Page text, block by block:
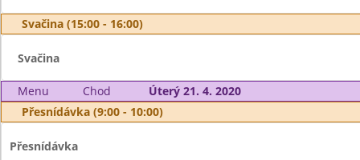
Svačina (15:00 - 16:00)
Svačina
Menu Chod
Úterý 21. 4. 2020
Přesnídávka (9:00 - 10:00)
Přesnídávka